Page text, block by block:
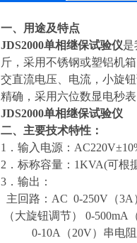
一、
用途及特点
JDS2000单相继保试验仪是
斤，采用不锈钢或塑铝机
交直流电压、电流，小旋
精确，采用六位数显电秒
JDS2000单相继保试验仪
二、主要技术特性：
1．输入电源：
2．标称容量：1KVA(可根
3．输出：
主回路：AC 0-250V（3A
（大旋钮调节） 0-500mA
0-10A（20V）串电阻